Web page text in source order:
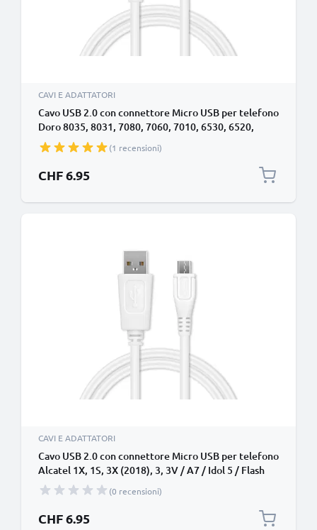
CAVI E ADATTATORI
Cavo USB 2.0 con connettore Micro USB per telefono
Doro 8035, 8031, 7080, 7060, 7010, 6530, 6520,
6060, 6050, 6040, 6030, 2424, 2414, 1370 filo di 1m
cavetto dati & ricarica 1A in PVC bianco per cellulare
(1 recensioni)
CHF 6.95
CAVI E ADATTATORI
Cavo USB 2.0 con connettore Micro USB per telefono
Alcatel 1X, 1S, 3X (2018), 3, 3V / A7 / Idol 5 / Flash
Plus 2 / OneTouch / Pixi filo di 1m cavetto dati &
ricarica 1A in PVC bianco per cellulare
(0 recensioni)
CHF 6.95